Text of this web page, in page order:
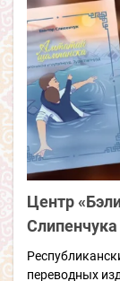
Центр
Слипенчука
переводных